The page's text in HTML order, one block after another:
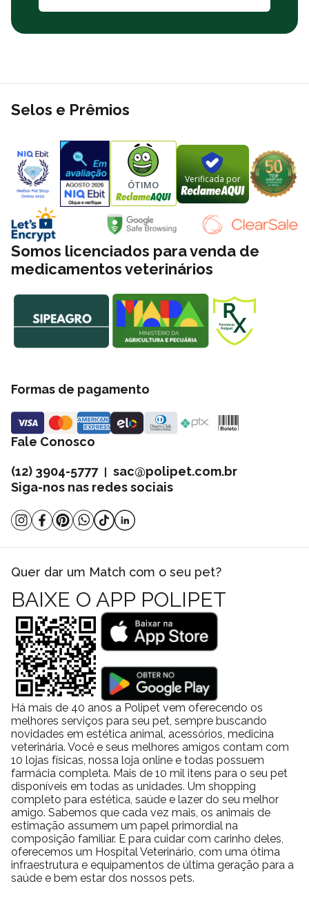
Selos e Prêmios
ÓTIMO Verificada por
Somos licenciados para venda de
medicamentos veterinários
Formas de pagamento
Fale Conosco
(12) 3904-5777| sac@polipet.com.br
Siga-nos nas redes sociais
Quer dar um Match com o seu pet?
BAIXE O APP POLIPET
Há mais de 40 anos a Polipet vem oferecendo os
melhores serviços para seu pet, sempre buscando
novidades em estética animal, acessórios, medicina
veterinária. Você e seus melhores amigos contam com
10 lojas físicas, nossa loja online e todas possuem
farmácia completa. Mais de 10 mil itens para o seu pet
disponíveis em todas as unidades. Um shopping
completo para estética, saúde e lazer do seu melhor
amigo. Sabemos que cada vez mais, os animais de
estimação assumem um papel primordial na
composição familiar. E para cuidar com carinho deles,
oferecemos um Hospital Veterinário, com uma ótima
infraestrutura e equipamentos de última geração para a
saúde e bem estar dos nossos pets.